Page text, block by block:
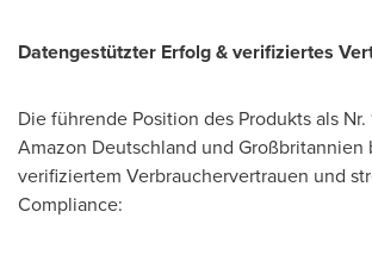
Datengestützter Erfolg & verifiziertes
Die führende Position des Produkts als Nr.
Amazon Deutschland und Großbritannien
verifiziertem Verbrauchervertrauen und
Compliance: